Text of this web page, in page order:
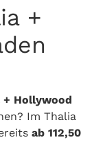
+
+ Hollywood
Im Thalia
ab 112,50